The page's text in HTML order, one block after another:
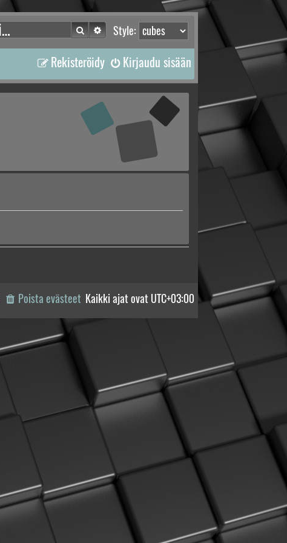
Style:
Etsi Tarkennettu haku
Kirjaudu sisään
Rekisteröidy
Kaikki ajat ovat UTC+03:00
Poista evästeet